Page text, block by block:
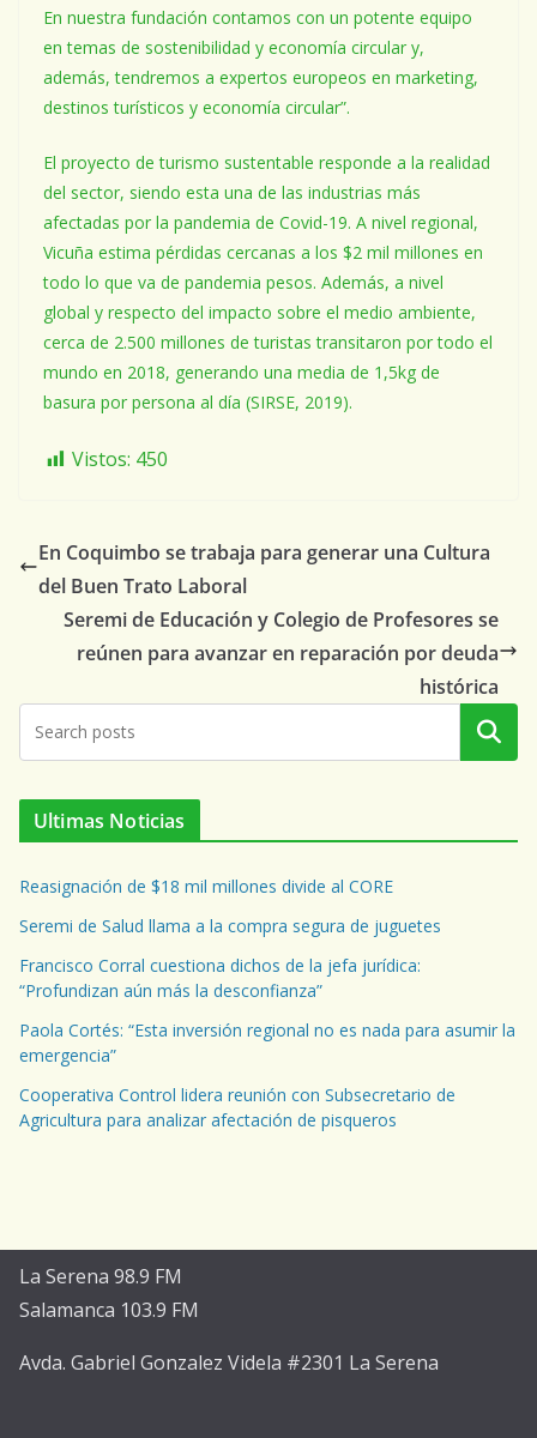
En nuestra fundación contamos con un potente equipo
en temas de sostenibilidad y economía circular y,
además, tendremos a expertos europeos en marketing,
destinos turísticos y economía circular”.
El proyecto de turismo sustentable responde a la realidad
del sector, siendo esta una de las industrias más
afectadas por la pandemia de Covid-19. A nivel regional,
Vicuña estima pérdidas cercanas a los $2 mil millones en
todo lo que va de pandemia pesos. Además, a nivel
global y respecto del impacto sobre el medio ambiente,
cerca de 2.500 millones de turistas transitaron por todo el
mundo en 2018, generando una media de 1,5kg de
basura por persona al día (SIRSE, 2019).
Vistos: 450
En Coquimbo se trabaja para generar una Cultura
del Buen Trato Laboral
Seremi de Educación y Colegio de Profesores se
reúnen para avanzar en reparación por deuda
histórica
Buscar
Ultimas Noticias
Reasignación de $18 mil millones divide al CORE
Seremi de Salud llama a la compra segura de juguetes
Francisco Corral cuestiona dichos de la jefa jurídica:
“Profundizan aún más la desconfianza”
Paola Cortés: “Esta inversión regional no es nada para asumir la
emergencia”
Cooperativa Control lidera reunión con Subsecretario de
Agricultura para analizar afectación de pisqueros
La Serena 98.9 FM
Salamanca 103.9 FM
Avda. Gabriel Gonzalez Videla #2301 La Serena